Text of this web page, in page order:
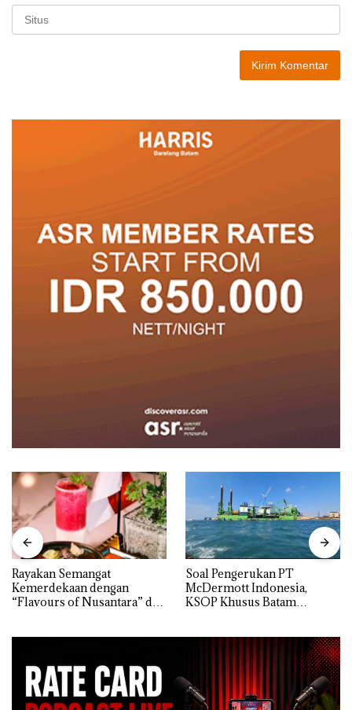
Rayakan Semangat
Kemerdekaan dengan
“Flavours of Nusantara” di
‎Soal Pengerukan PT
McDermott Indonesia,
KSOP Khusus Batam